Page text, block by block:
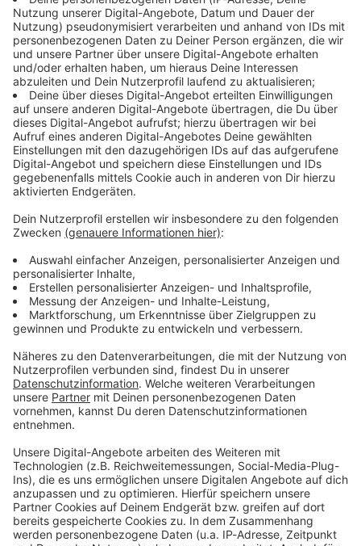
Immer auf dem Laufenden
bleiben!
Verpass' nichts mehr - mit unserem kostenlosen
ANTENNE BAYERN Newsletter. Ob Nachrichten,
Lifestyle oder unsere neuesten Aktionen - wir
informieren dich.
Zum Newsletter anmelden
Du möchtest uns etwas sagen?
Studio Hotline
Kontaktformular